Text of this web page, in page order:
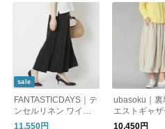
sale
FANTASTICDAYS｜テ
ンセルリネン ワイド
フレアパンツ
11,550円
ubasoku｜裏
エストギャ
ームパンツ
10,450円